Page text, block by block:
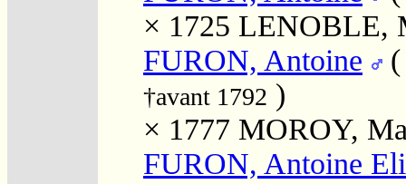
× 1725 LENOBLE,
FURON, Antoine
†avant 1792 )
× 1777 MOROY,
FURON, Antoine